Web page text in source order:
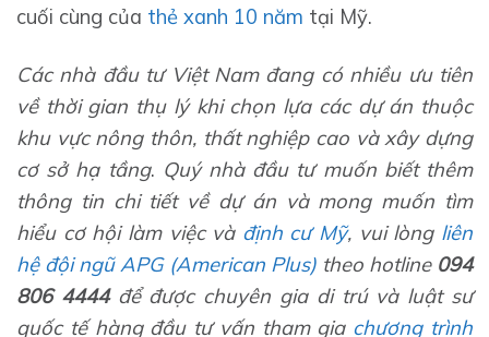
cuối cùng của thẻ xanh 10 năm tại Mỹ.
Các nhà đầu tư Việt Nam đang có nhiều ưu tiên
về thời gian thụ lý khi chọn lựa các dự án thuộc
khu vực nông thôn, thất nghiệp cao và xây dựng
cơ sở hạ tầng. Quý nhà đầu tư muốn biết thêm
thông tin chi tiết về dự án và mong muốn tìm
hiểu cơ hội làm việc và định cư Mỹ, vui lòngliên
hệ đội ngũ APG (American Plus)theo hotline 094
806 4444 để được chuyên gia di trú và luật sư
quốc tế hàng đầu tư vấn tham gia chương trình